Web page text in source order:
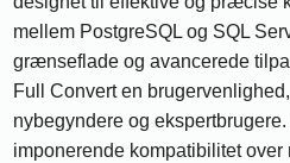
mellem PostgreSQL og SQL
grænseflade og avancerede
Full Convert en
nybegyndere og
imponerende kompatibilitet over